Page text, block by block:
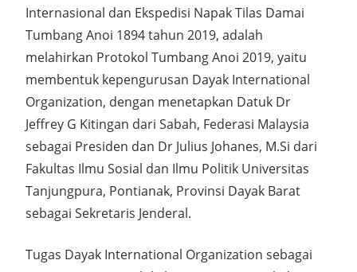
Internasional dan Ekspedisi Napak Tilas Damai
Tumbang Anoi 1894 tahun 2019, adalah
melahirkan Protokol Tumbang Anoi 2019, yaitu
membentuk kepengurusan Dayak International
Organization, dengan menetapkan Datuk Dr
Jeffrey G Kitingan dari Sabah, Federasi Malaysia
sebagai Presiden dan Dr Julius Johanes, M.Si dari
Fakultas Ilmu Sosial dan Ilmu Politik Universitas
Tanjungpura, Pontianak, Provinsi Dayak Barat
sebagai Sekretaris Jenderal.
Tugas Dayak International Organization sebagai